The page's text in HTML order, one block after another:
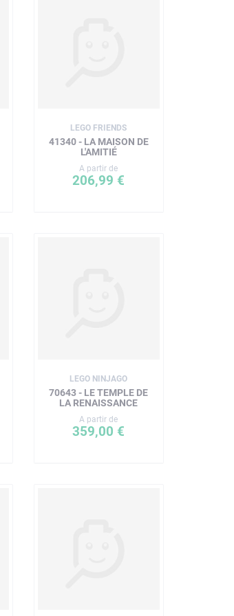
LEGO FRIENDS
41340 - LA MAISON DE
L'AMITIÉ
A partir de
206,99 €
LEGO NINJAGO
70643 - LE TEMPLE DE
LA RENAISSANCE
A partir de
359,00 €